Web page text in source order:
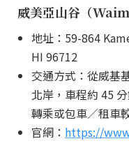
威美亞山谷（
地址：59-864
HI 96712
交通方式：從威基
北岸，車程約 45
轉乘或包車／租車
官網： https://